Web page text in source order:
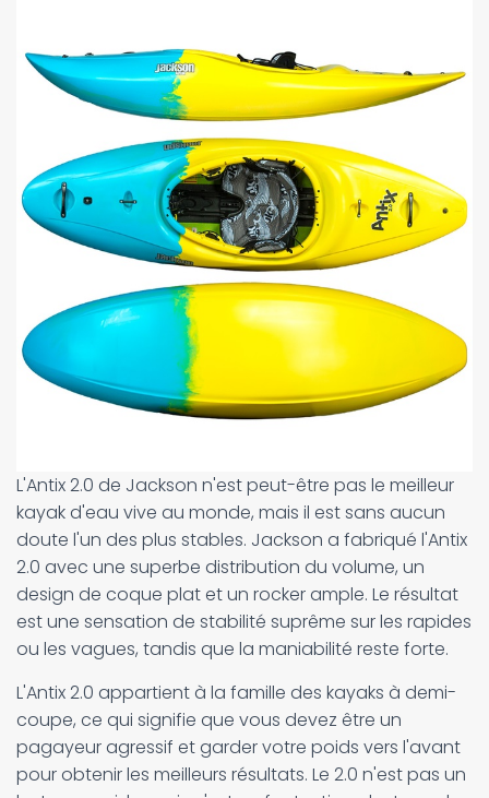
L'Antix 2.0 de Jackson n'est peut-être pas le meilleur
kayak d'eau vive au monde, mais il est sans aucun
doute l'un des plus stables. Jackson a fabriqué l'Antix
2.0 avec une superbe distribution du volume, un
design de coque plat et un rocker ample. Le résultat
est une sensation de stabilité suprême sur les rapides
ou les vagues, tandis que la maniabilité reste forte.
L'Antix 2.0 appartient à la famille des kayaks à demi-
coupe, ce qui signifie que vous devez être un
pagayeur agressif et garder votre poids vers l'avant
pour obtenir les meilleurs résultats. Le 2.0 n'est pas un